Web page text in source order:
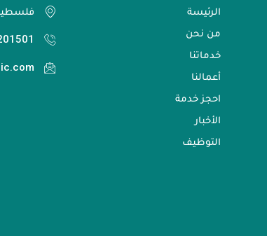
الرئيسة
من نحن
خدماتنا
أعمالنا
احجز خدمة
الأخبار
التوظيف